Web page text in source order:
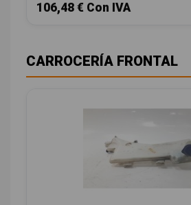
106,48 € Con IVA
CARROCERÍA FRONTAL